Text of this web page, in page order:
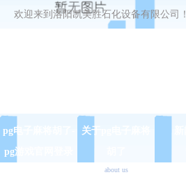
欢迎来到洛阳凯美胜石化设备有限公司！
pg电子麻将胡了-
pg游戏官网登录
关于pg电子麻将
about us